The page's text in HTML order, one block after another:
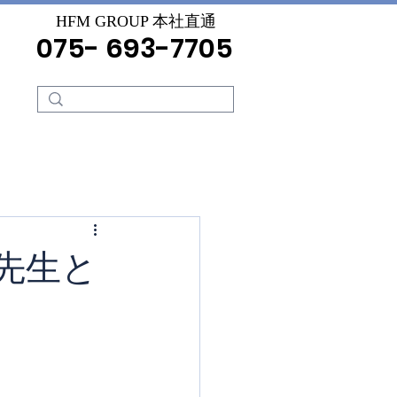
075- 693-7705
HFM GROUP 本社直通
生と